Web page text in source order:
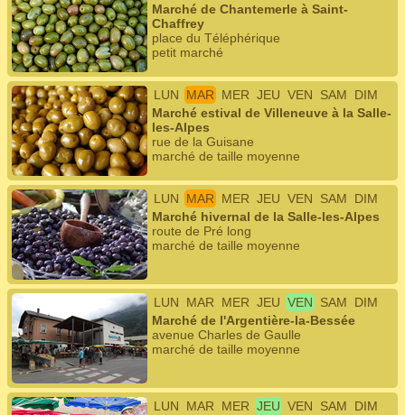
Marché de Chantemerle à Saint-
Chaffrey
place du Téléphérique
petit marché
LUN MAR MER JEU VEN SAM
DIM
Marché estival de Villeneuve à la Salle-
les-Alpes
rue de la Guisane
marché de taille moyenne
LUN MAR MER JEU VEN SAM
DIM
Marché hivernal de la Salle-les-Alpes
route de Pré long
marché de taille moyenne
LUN MAR MER JEU VEN SAM
DIM
Marché de l'Argentière-la-Bessée
avenue Charles de Gaulle
marché de taille moyenne
LUN MAR MER JEU VEN SAM
DIM